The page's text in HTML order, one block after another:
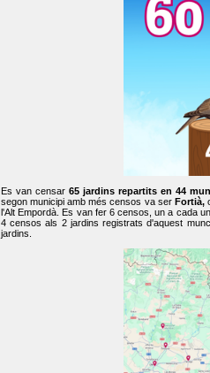
Es van censar65 jardins repartits en 44
segon municipi amb més censos va ser Fortià,
l'Alt Empordà. Es van fer 6 censos, un a cada
4 censos als 2 jardins registrats d'aquest
jardins.